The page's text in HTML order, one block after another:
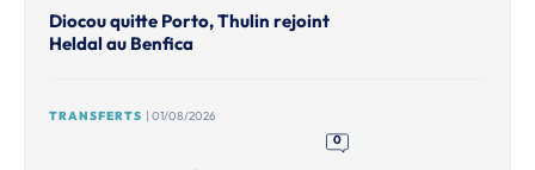
Diocou quitte Porto, Thulin rejoint
Heldal au Benfica
TRANSFERTS | 01/08/2026
0